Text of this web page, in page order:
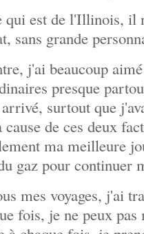
qui est de l'Illinois, il
sans grande
j'ai beaucoup
presque
surtout que
cause de ces deux
ma meilleure
gaz pour continuer
mes voyages, j'ai
fois, je ne peux